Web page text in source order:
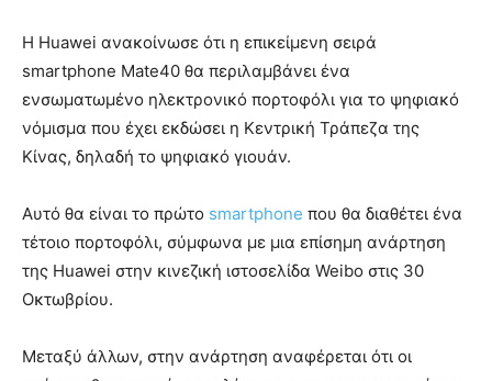
Η Huawei ανακοίνωσε ότι η επικείμενη σειρά
smartphone Mate40 θα περιλαμβάνει ένα
ενσωματωμένο ηλεκτρονικό πορτοφόλι για το ψηφιακό
νόμισμα που έχει εκδώσει η Κεντρική Τράπεζα της
Κίνας, δηλαδή το ψηφιακό γιουάν.
Αυτό θα είναι το πρώτο smartphone που θα διαθέτει ένα
τέτοιο πορτοφόλι, σύμφωνα με μια επίσημη ανάρτηση
της Huawei στην κινεζική ιστοσελίδα Weibo στις 30
Οκτωβρίου.
Μεταξύ άλλων, στην ανάρτηση αναφέρεται ότι οι